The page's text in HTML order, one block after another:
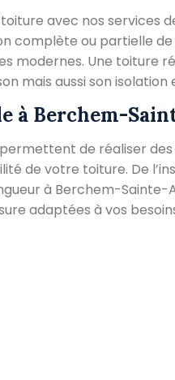
avec nos services
complète ou partielle
modernes. Une toiture
mais aussi son isolation
à Berchem-
de réaliser
de votre toiture. De
à Berchem-
adaptées à vos